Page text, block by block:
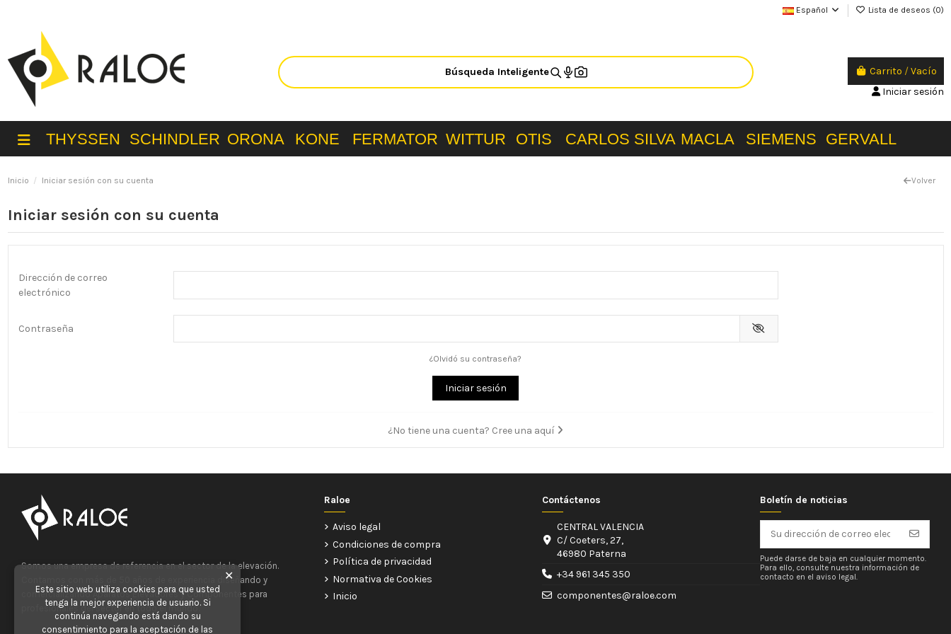
Español Lista de deseos (0)
Búsqueda Inteligente Carrito /Vacío
Iniciar sesión
THYSSEN SCHINDLER ORONA KONE FERMATOR WITTUR OTIS CARLOS SILVA MACLA SIEMENS GERVALL
Inicio Iniciar sesión con su cuenta Volver
Iniciar sesión con su cuenta
Dirección de correo
electrónico
Contraseña
¿Olvidó su contraseña?
Iniciar sesión
¿No tiene una cuenta? Cree una aquí
Somos una empresa de referencia en el sector de la elevación.
Contamos con más de 50 años de experiencia diseñando y
comercializando Aparatos Elevadores y Componentes para
profesionales del sector en todo el mundo.
Raloe
Aviso legal
Condiciones de compra
Política de privacidad
Normativa de Cookies
Inicio
Contáctenos
CENTRAL VALENCIA
C/ Coeters, 27,
46980 Paterna
+34 961 345 350
componentes@raloe.com
Boletín de noticias
Puede darse de baja en cualquier momento.
Para ello, consulte nuestra información de
contacto en el aviso legal.
✕
Este sitio web utiliza cookies para que usted
tenga la mejor experiencia de usuario. Si
continúa navegando está dando su
consentimiento para la aceptación de las